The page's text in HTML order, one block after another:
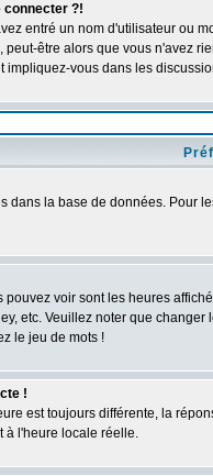
connecter ?!
entré un nom d'utilisateur ou
être alors que vous n'avez
impliquez-vous dans les
dans la base de données. Pour
voir sont les heures
etc. Veuillez noter que
le jeu de mots !
!
est toujours différente, la
à l'heure locale réelle.